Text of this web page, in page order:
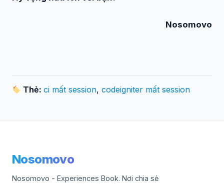
Nosomovo
Thẻ:ci mất session,codeigniter mất session
Nosomovo
Nosomovo - Experiences Book. Nơi chia sẻ